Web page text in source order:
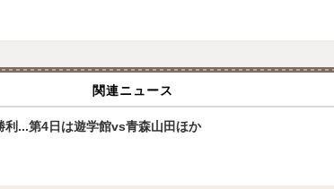
関連ニュース
利...第4日は遊学館vs青森山田ほか